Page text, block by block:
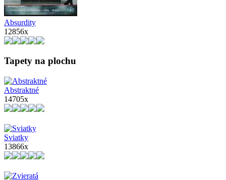
Absurdity
12856x
Tapety na plochu
Abstraktné
14705x
Sviatky
13866x